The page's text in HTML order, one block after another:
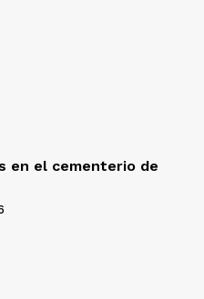
en el cementerio de